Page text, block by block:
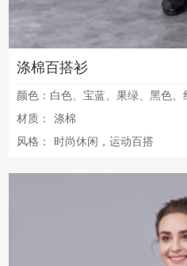
涤棉百搭衫
颜色：白色、宝蓝、果绿、黑色
材质：
涤棉
风格：
时尚休闲，运动百搭